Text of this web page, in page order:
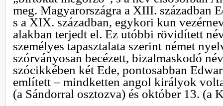
meg. Magyarországra a XIII. században
s a XIX. században, egykori kun
alakban terjedt el. Ez utóbbi rövidített
személyes tapasztalata szerint német
szórványosan becézett, bizalmaskodó
szócikkében két Ede, pontosabban
említett – mindketten angol királyok
(a Sándorral osztozva) és október 13. (a